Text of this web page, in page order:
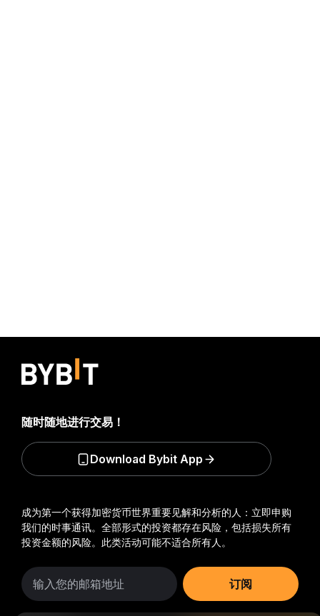
成为第一个获得加密货币世界重要见解和分析的人：立即申购
我们的时事通讯。 全部形式的投资都存在风险，包括损失所有
投资金额的风险。此类活动可能不适合所有人。
订阅
随时随地进行交易！
Download Bybit App